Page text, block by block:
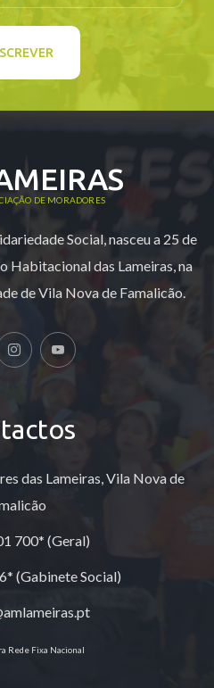
DE MORADORES
Social, nasceu a 25 de
Habitacional das Lameiras, na
de Vila Nova de Famalicão.
das Lameiras, Vila Nova de
700* (Geral)
(Gabinete Social)
Rede Fixa Nacional